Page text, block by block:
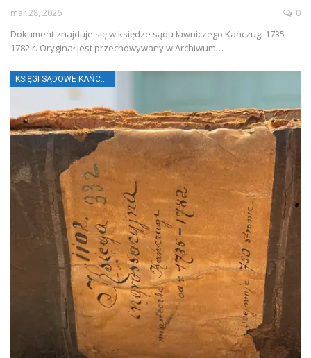
mar 28, 2026 0
Dokument znajduje się w księdze sądu ławniczego Kańczugi 1735 -
1782 r. Oryginał jest przechowywany w Archiwum…
KSIĘGI SĄDOWE KAŃCZUGI